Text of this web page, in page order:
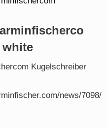
Kugelschreiber
news/7098/